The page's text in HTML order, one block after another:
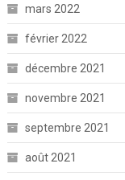
mars 2022
février 2022
décembre 2021
novembre 2021
septembre 2021
août 2021